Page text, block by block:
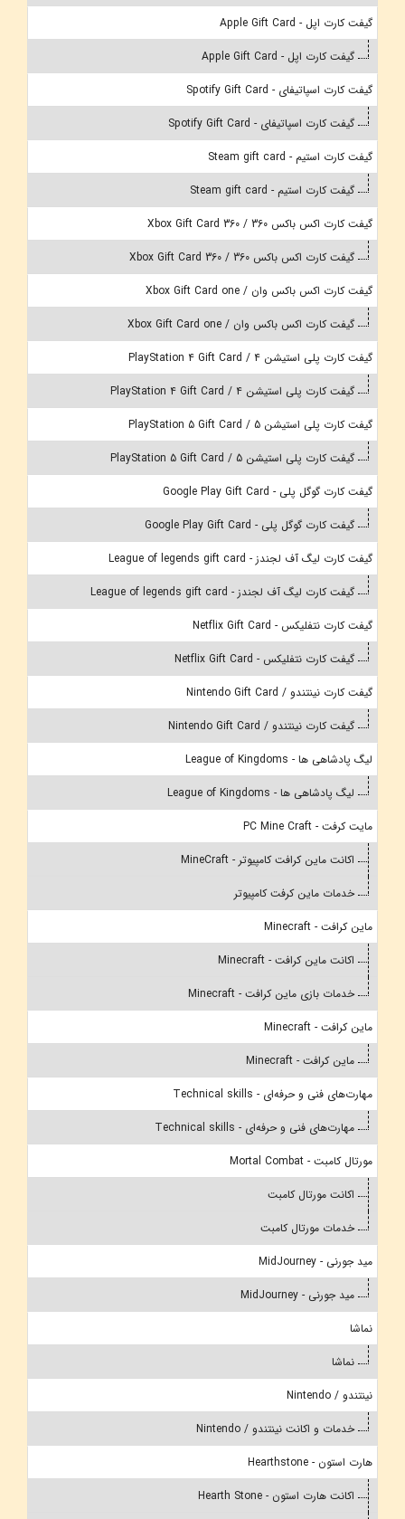
گیفت کارت اپل - Apple Gift Card
گیفت کارت اپل - Apple Gift Card
گیفت کارت اسپاتیفای - Spotify Gift Card
گیفت کارت اسپاتیفای - Spotify Gift Card
گیفت کارت استیم - Steam gift card
گیفت کارت استیم - Steam gift card
گیفت کارت اکس باکس 360 / Xbox Gift Card 360
گیفت کارت اکس باکس 360 / Xbox Gift Card 360
گیفت کارت اکس باکس وان / Xbox Gift Card one
گیفت کارت اکس باکس وان / Xbox Gift Card one
گیفت کارت پلی استیشن 4 / PlayStation 4 Gift Card
گیفت کارت پلی استیشن 4 / PlayStation 4 Gift Card
گیفت کارت پلی استیشن 5 / PlayStation 5 Gift Card
گیفت کارت پلی استیشن 5 / PlayStation 5 Gift Card
گیفت کارت گوگل پلی - Google Play Gift Card
گیفت کارت گوگل پلی - Google Play Gift Card
گیفت کارت لیگ آف لجندز - League of legends gift card
گیفت کارت لیگ آف لجندز - League of legends gift card
گیفت کارت نتفلیکس - Netflix Gift Card
گیفت کارت نتفلیکس - Netflix Gift Card
گیفت کارت نینتندو / Nintendo Gift Card
گیفت کارت نینتندو / Nintendo Gift Card
لیگ پادشاهی ها - League of Kingdoms
لیگ پادشاهی ها - League of Kingdoms
مایت کرفت - PC Mine Craft
اکانت ماین کرافت کامپیوتر - MineCraft
خدمات ماین کرفت کامپیوتر
ماین کرافت - Minecraft
اکانت ماین کرافت - Minecraft
خدمات بازی ماین کرافت - Minecraft
ماین کرافت - Minecraft
ماین کرافت - Minecraft
مهارت‌های فنی و حرفه‌ای - Technical skills
مهارت‌های فنی و حرفه‌ای - Technical skills
مورتال کامبت - Mortal Combat
اکانت مورتال کامبت
خدمات مورتال کامبت
مید جورنی - MidJourney
مید جورنی - MidJourney
نماشا
نماشا
نینتندو / Nintendo
خدمات و اکانت نینتندو / Nintendo
هارت استون - Hearthstone
اکانت هارت استون - Hearth Stone